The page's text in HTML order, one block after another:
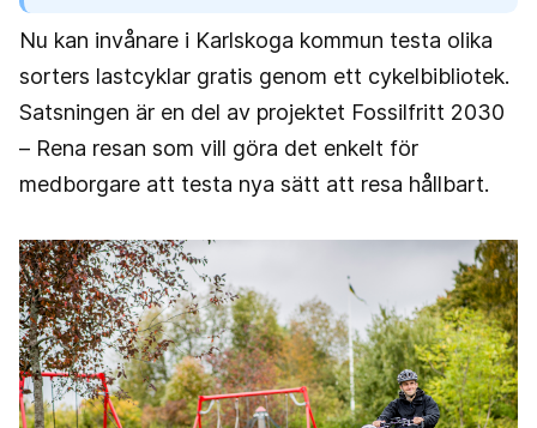
Nu kan invånare i Karlskoga kommun testa olika
sorters lastcyklar gratis genom ett cykelbibliotek.
Satsningen är en del av projektet Fossilfritt 2030
– Rena resan som vill göra det enkelt för
medborgare att testa nya sätt att resa hållbart.